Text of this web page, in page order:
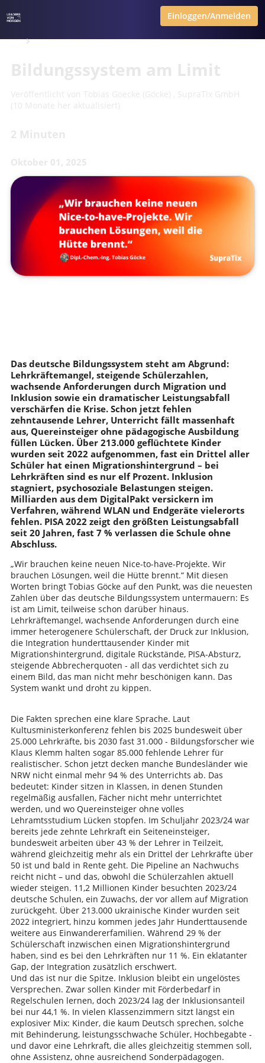
Einloggen/Anmelden
Das deutsche Bildungssystem steht am Abgrund:
Lehrkräftemangel, steigende Schülerzahlen,
wachsende Anforderungen durch Migration und
Inklusion sowie ein dramatischer Leistungsabfall
verschärfen die Krise. Schon jetzt fehlen
zehntausende Lehrer, Unterricht fällt massenhaft
aus, Quereinsteiger ohne pädagogische Ausbildung
füllen Lücken. Über 213.000 geflüchtete Kinder
wurden seit 2022 aufgenommen, fast ein Drittel aller
Schüler hat einen Migrationshintergrund – bei
Lehrkräften sind es nur elf Prozent. Inklusion
stagniert, psychosoziale Belastungen steigen.
Milliarden aus dem DigitalPakt versickern im
Verfahren, während WLAN und Endgeräte vielerorts
fehlen. PISA 2022 zeigt den größten Leistungsabfall
seit 20 Jahren, fast 7 % verlassen die Schule ohne
Abschluss.
„Wir brauchen keine neuen Nice-to-have-Projekte. Wir
brauchen Lösungen, weil die Hütte brennt.“ Mit diesen
Worten bringt Tobias Göcke auf den Punkt, was die neuesten
Zahlen über das deutsche Bildungssystem untermauern: Es
ist am Limit, teilweise schon darüber hinaus.
Lehrkräftemangel, wachsende Anforderungen durch eine
immer heterogenere Schülerschaft, der Druck zur Inklusion,
die Integration hunderttausender Kinder mit
Migrationshintergrund, digitale Rückstände, PISA-Absturz,
steigende Abbrecherquoten - all das verdichtet sich zu
einem Bild, das man nicht mehr beschönigen kann. Das
System wankt und droht zu kippen.
Die Fakten sprechen eine klare Sprache. Laut
Kultusministerkonferenz fehlen bis 2025 bundesweit über
25.000 Lehrkräfte, bis 2030 fast 31.000 - Bildungsforscher wie
Klaus Klemm halten sogar 85.000 fehlende Lehrer für
realistischer. Schon jetzt decken manche Bundesländer wie
NRW nicht einmal mehr 94 % des Unterrichts ab. Das
bedeutet: Kinder sitzen in Klassen, in denen Stunden
regelmäßig ausfallen, Fächer nicht mehr unterrichtet
werden, und wo Quereinsteiger ohne volles
Lehramtsstudium Lücken stopfen. Im Schuljahr 2023/24 war
bereits jede zehnte Lehrkraft ein Seiteneinsteiger,
bundesweit arbeiten über 43 % der Lehrer in Teilzeit,
während gleichzeitig mehr als ein Drittel der Lehrkräfte über
50 ist und bald in Rente geht. Die Pipeline an Nachwuchs
reicht nicht – und das, obwohl die Schülerzahlen aktuell
wieder steigen. 11,2 Millionen Kinder besuchten 2023/24
deutsche Schulen, ein Zuwachs, der vor allem auf Migration
zurückgeht. Über 213.000 ukrainische Kinder wurden seit
2022 integriert, hinzu kommen jedes Jahr Hunderttausende
weitere aus Einwandererfamilien. Während 29 % der
Schülerschaft inzwischen einen Migrationshintergrund
haben, sind es bei den Lehrkräften nur 11 %. Ein eklatanter
Gap, der Integration zusätzlich erschwert.
Und das ist nur die Spitze. Inklusion bleibt ein ungelöstes
Versprechen. Zwar sollen Kinder mit Förderbedarf in
Regelschulen lernen, doch 2023/24 lag der Inklusionsanteil
bei nur 44,1 %. In vielen Klassenzimmern sitzt längst ein
explosiver Mix: Kinder, die kaum Deutsch sprechen, solche
mit Behinderung, leistungsschwache Schüler, Hochbegabte -
und davor eine Lehrkraft, die alles gleichzeitig stemmen soll,
ohne Assistenz, ohne ausreichend Sonderpädagogen.